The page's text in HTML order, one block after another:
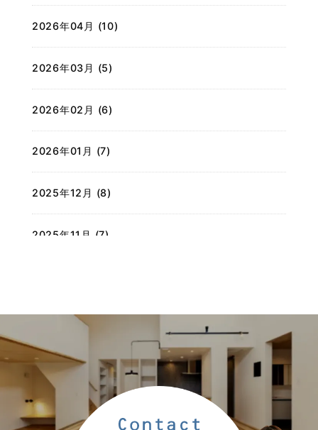
2026年04月 (10)
2026年03月 (5)
2026年02月 (6)
2026年01月 (7)
2025年12月 (8)
2025年11月 (7)
2025年09月 (7)
2025年08月 (6)
2025年07月 (9)